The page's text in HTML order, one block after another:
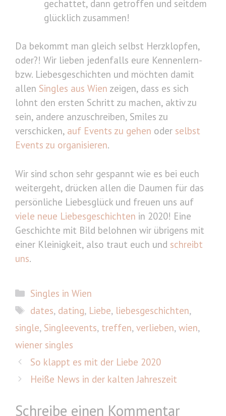
gechattet, dann getroffen und seitdem
glücklich zusammen!
Da bekommt man gleich selbst Herzklopfen,
oder?! Wir lieben jedenfalls eure Kennenlern-
bzw. Liebesgeschichten und möchten damit
allen Singles aus Wien zeigen, dass es sich
lohnt den ersten Schritt zu machen, aktiv zu
sein, andere anzuschreiben, Smiles zu
verschicken, auf Events zu gehen oder selbst
Events zu organisieren.
Wir sind schon sehr gespannt wie es bei euch
weitergeht, drücken allen die Daumen für das
persönliche Liebesglück und freuen uns auf
viele neue Liebesgeschichten in 2020! Eine
Geschichte mit Bild belohnen wir übrigens mit
einer Kleinigkeit, also traut euch und schreibt
uns.
Kategorien
Singles in Wien
Schlagwörter
dates, dating, Liebe, liebesgeschichten,
single, Singleevents, treffen, verlieben, wien,
wiener singles
So klappt es mit der Liebe 2020
Heiße News in der kalten Jahreszeit
Schreibe einen Kommentar